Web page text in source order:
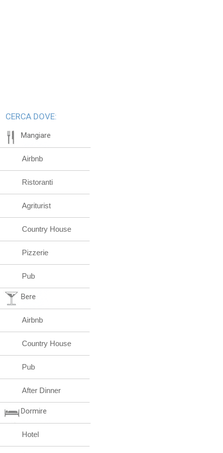
CERCA DOVE:
Mangiare
Airbnb
Ristoranti
Agriturist
Country House
Pizzerie
Pub
Bere
Airbnb
Country House
Pub
After Dinner
Dormire
Hotel